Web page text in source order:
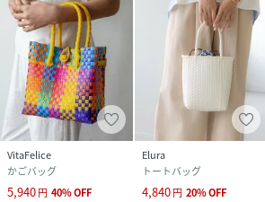
VitaFelice
かごバッグ
5,940円 40%OFF
Elura
トートバッグ
4,840円 20%OFF